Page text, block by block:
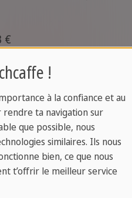
€
€
14 CAD ≃ 6.8 - 9.5 €
€
mensuel : 54 CAD
!
à la confiance et au
ta navigation sur
que possible, nous
similaires. Ils nous
bien, ce que nous
t’offrir le meilleur service